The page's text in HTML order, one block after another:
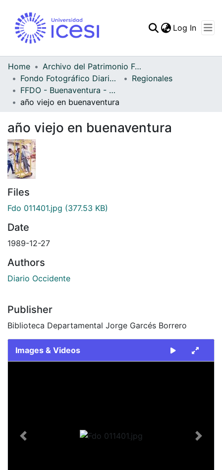
Statistics
Log In
Home
Archivo del Patrimonio Fotográfico y Fílmico del Valle del Cauca
Fondo Fotográfico Diario Occidente
Regionales
FFDO - Buenaventura - Patrimonial
año viejo en buenaventura
año viejo en buenaventura
Files
Fdo 011401.jpg (377.53 KB)
Date
1989-12-27
Authors
Diario Occidente
Publisher
Biblioteca Departamental Jorge Garcés Borrero
Images & Videos
Previous Next